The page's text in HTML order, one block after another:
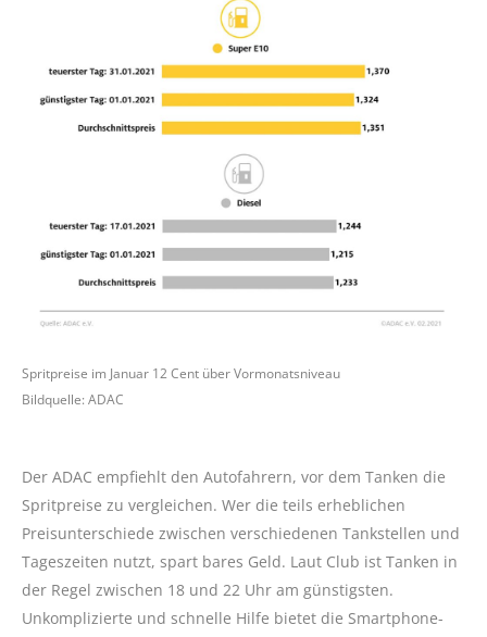
Spritpreise im Januar 12 Cent über Vormonatsniveau
Bildquelle: ADAC
Der ADAC empfiehlt den Autofahrern, vor dem Tanken die
Spritpreise zu vergleichen. Wer die teils erheblichen
Preisunterschiede zwischen verschiedenen Tankstellen und
Tageszeiten nutzt, spart bares Geld. Laut Club ist Tanken in
der Regel zwischen 18 und 22 Uhr am günstigsten.
Unkomplizierte und schnelle Hilfe bietet die Smartphone-